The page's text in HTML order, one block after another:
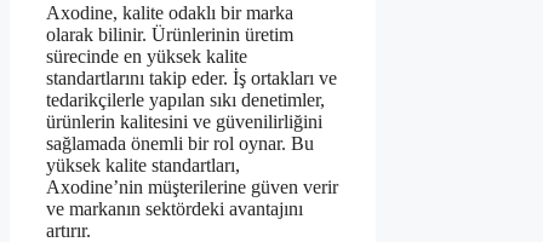
Axodine, kalite odaklı bir marka
olarak bilinir. Ürünlerinin üretim
sürecinde en yüksek kalite
standartlarını takip eder. İş ortakları ve
tedarikçilerle yapılan sıkı denetimler,
ürünlerin kalitesini ve güvenilirliğini
sağlamada önemli bir rol oynar. Bu
yüksek kalite standartları,
Axodine’nin müşterilerine güven verir
ve markanın sektördeki avantajını
artırır.